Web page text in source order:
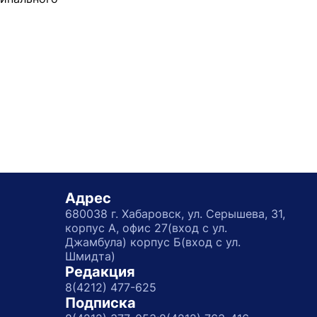
Адрес
680038 г. Хабаровск, ул. Серышева, 31,
корпус А, офис 27(вход с ул.
Джамбула) корпус Б(вход с ул.
Шмидта)
Редакция
8(4212) 477-625
Подписка